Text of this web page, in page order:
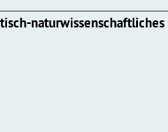
naturwissenschaftliches